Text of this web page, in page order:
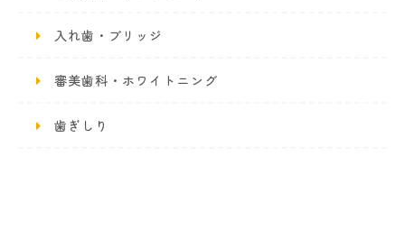
入れ歯・ブリッジ
審美歯科・ホワイトニング
歯ぎしり